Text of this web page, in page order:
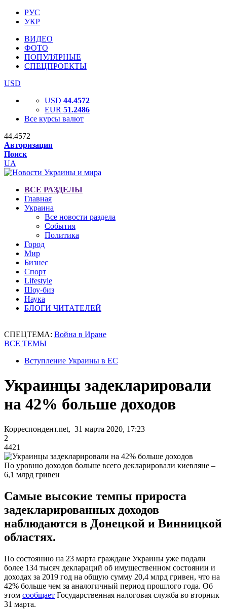
РУС
УКР
ВИДЕО
ФОТО
ПОПУЛЯРНЫЕ
СПЕЦПРОЕКТЫ
USD
USD 44.4572
EUR 51.2486
Все курсы валют
44.4572
Авторизация
Поиск
UA
ВСЕ РАЗДЕЛЫ
Главная
Украина
Все новости раздела
События
Политика
Город
Мир
Бизнес
Спорт
Lifestyle
Шоу-биз
Наука
БЛОГИ ЧИТАТЕЛЕЙ
СПЕЦТЕМА: Война в Иране
ВСЕ ТЕМЫ
Вступление Украины в ЕС
Украинцы задекларировали
на 42% больше доходов
Корреспондент.net, 31 марта 2020, 17:23
2
4421
По уровню доходов больше всего декларировали киевляне –
6,1 млрд гривен
Самые высокие темпы прироста
задекларированных доходов
наблюдаются в Донецкой и Винницкой
областях.
По состоянию на 23 марта граждане Украины уже подали
более 134 тысяч деклараций об имущественном состоянии и
доходах за 2019 год на общую сумму 20,4 млрд гривен, что на
42% больше чем за аналогичный период прошлого года. Об
этом сообщает Государственная налоговая служба во вторник
31 марта.